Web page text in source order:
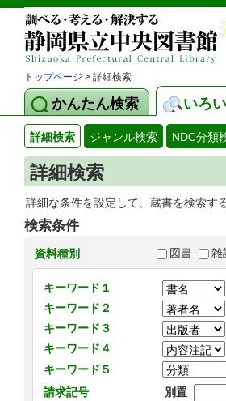
トップページ > 詳細検索
かんたん検索 いろ
詳細検索 ジャンル検索 NDC分類
詳細検索
詳細な条件を設定して、蔵書を検索す
検索条件
資料種別 図書 雑
キーワード１
キーワード２
キーワード３
キーワード４
キーワード５
請求記号
別置